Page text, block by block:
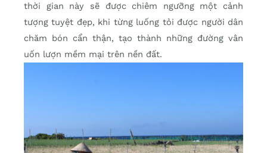
thời gian này sẽ được chiêm ngưỡng một cảnh
tượng tuyệt đẹp, khi từng luống tỏi được người dân
chăm bón cẩn thận, tạo thành những đường vân
uốn lượn mềm mại trên nền đất.